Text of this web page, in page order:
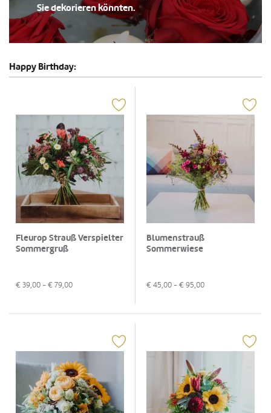
Sie dekorieren könnten.
Happy Birthday:
Fleurop Strauß Verspielter
Sommergruß
€ 39,00 - € 79,00
Blumenstrauß
Sommerwiese
€ 45,00 - € 95,00